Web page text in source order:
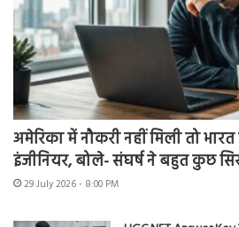
अमेरिका में नौकरी नहीं मिली तो
इंजीनियर, बोले- संघर्ष ने बहुत कुछ
29 July 2026 - 8:00 PM